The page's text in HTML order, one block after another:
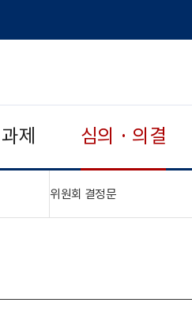
제 심의 · 의결
위원회 결정문"접기,펼치기"